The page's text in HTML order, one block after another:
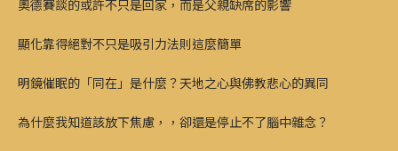
奧德賽談的或許不只是回家，而是父親缺席的影響
顯化靠得絕對不只是吸引力法則這麼簡單
明鏡催眠的「同在」是什麼？天地之心與佛教悲心的異同
為什麼我知道該放下焦慮，，卻還是停止不了腦中雜念？